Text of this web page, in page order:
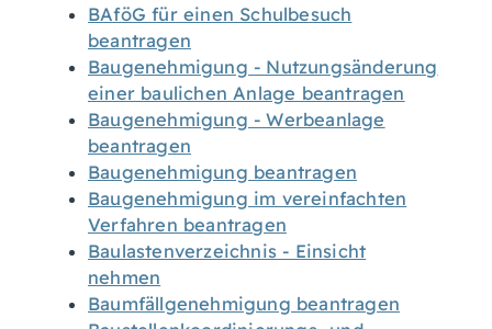
BAföG für einen Schulbesuch
beantragen
Baugenehmigung - Nutzungsänderung
einer baulichen Anlage beantragen
Baugenehmigung - Werbeanlage
beantragen
Baugenehmigung beantragen
Baugenehmigung im vereinfachten
Verfahren beantragen
Baulastenverzeichnis - Einsicht
nehmen
Baumfällgenehmigung beantragen